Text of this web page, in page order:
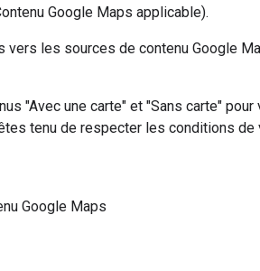
Google Maps applicable).
vers les sources de contenu Google
"Avec une carte" et "Sans carte"
tenu de respecter les conditions de
Google Maps